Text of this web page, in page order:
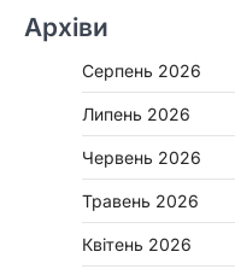
Архіви
Серпень 2026
Липень 2026
Червень 2026
Травень 2026
Квітень 2026